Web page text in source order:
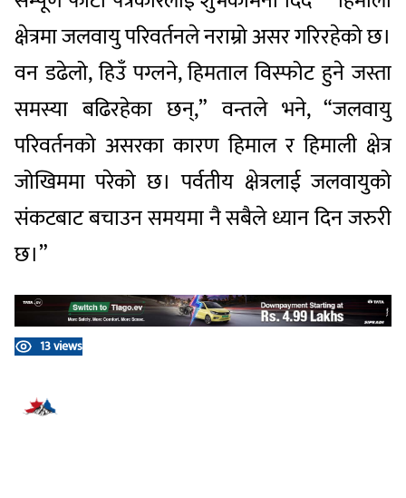
क्षेत्रमा जलवायु परिवर्तनले नराम्रो असर गरिरहेको छ।
वन डढेलो, हिउँ पग्लने, हिमताल विस्फोट हुने जस्ता
समस्या बढिरहेका छन्,” वन्तले भने, “जलवायु
परिवर्तनको असरका कारण हिमाल र हिमाली क्षेत्र
जोखिममा परेको छ। पर्वतीय क्षेत्रलाई जलवायुको
संकटबाट बचाउन समयमा नै सबैले ध्यान दिन जरुरी
छ।”
13 views